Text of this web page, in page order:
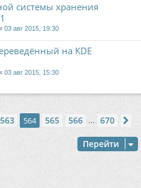
системы хранения
03 авг 2015, 19:30
на KDE
03 авг 2015, 15:30
670
563 564 565 566 670
Перейти